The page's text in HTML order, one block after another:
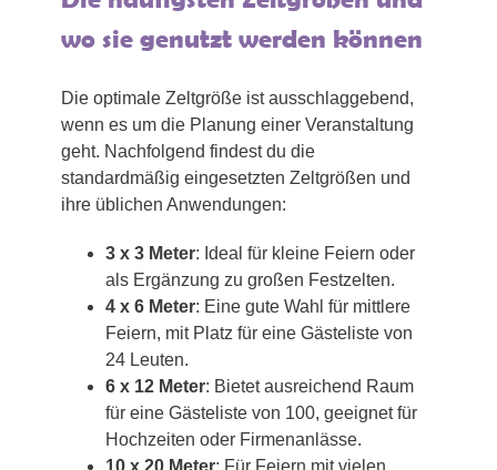
wo sie genutzt werden können
Die optimale Zeltgröße ist ausschlaggebend,
wenn es um die Planung einer Veranstaltung
geht. Nachfolgend findest du die
standardmäßig eingesetzten Zeltgrößen und
ihre üblichen Anwendungen:
3 x 3 Meter: Ideal für kleine Feiern oder
als Ergänzung zu großen Festzelten.
4 x 6 Meter: Eine gute Wahl für mittlere
Feiern, mit Platz für eine Gästeliste von
24 Leuten.
6 x 12 Meter: Bietet ausreichend Raum
für eine Gästeliste von 100, geeignet für
Hochzeiten oder Firmenanlässe.
10 x 20 Meter: Für Feiern mit vielen